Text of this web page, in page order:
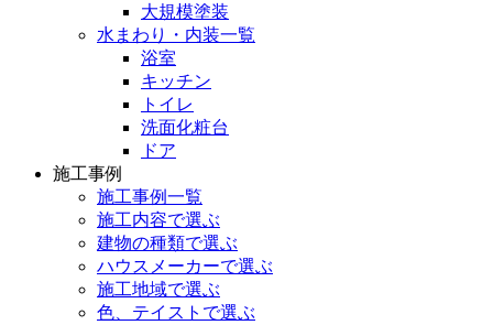
大規模塗装
水まわり・内装一覧
浴室
キッチン
トイレ
洗面化粧台
ドア
施工事例
施工事例一覧
施工内容で選ぶ
建物の種類で選ぶ
ハウスメーカーで選ぶ
施工地域で選ぶ
色、テイストで選ぶ